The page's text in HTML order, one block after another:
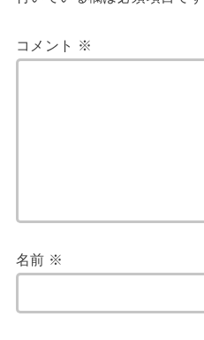
コメント ※
名前 ※